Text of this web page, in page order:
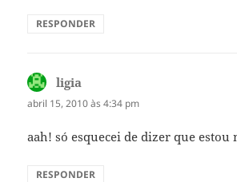
RESPONDER
ligia
abril 15, 2010 às 4:34 pm
aah! só esquecei de dizer que estou
RESPONDER